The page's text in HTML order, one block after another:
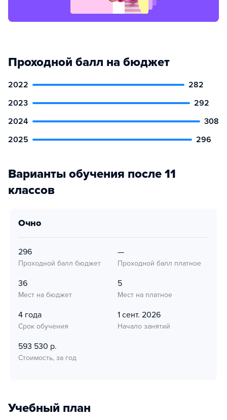
Проходной балл на бюджет
2022
282
2023
292
2024
308
2025
296
Варианты обучения после 11
классов
очно
296
Проходной балл бюджет
—
Проходной балл платное
36
Мест на бюджет
5
Мест на платное
4 года
Срок обучения
1 сент. 2026
Начало занятий
593 530 р.
Стоимость, за год
Учебный план